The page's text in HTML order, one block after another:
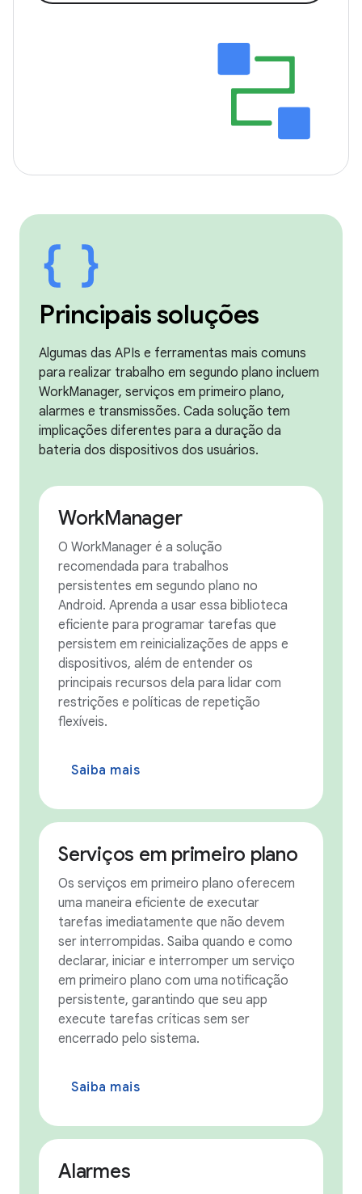
Principais soluções
Algumas das APIs e ferramentas mais comuns
para realizar trabalho em segundo plano incluem
WorkManager, serviços em primeiro plano,
alarmes e transmissões. Cada solução tem
implicações diferentes para a duração da
bateria dos dispositivos dos usuários.
WorkManager
O WorkManager é a solução
recomendada para trabalhos
persistentes em segundo plano no
Android. Aprenda a usar essa biblioteca
eficiente para programar tarefas que
persistem em reinicializações de apps e
dispositivos, além de entender os
principais recursos dela para lidar com
restrições e políticas de repetição
flexíveis.
Saiba mais
Serviços em primeiro plano
Os serviços em primeiro plano oferecem
uma maneira eficiente de executar
tarefas imediatamente que não devem
ser interrompidas. Saiba quando e como
declarar, iniciar e interromper um serviço
em primeiro plano com uma notificação
persistente, garantindo que seu app
execute tarefas críticas sem ser
encerrado pelo sistema.
Saiba mais
Alarmes